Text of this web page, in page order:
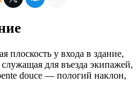
плоскость у входа в здание,
для въезда экипажей,
douce — пологий наклон,